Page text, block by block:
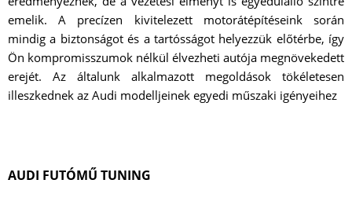
emelik. A precízen kivitelezett motorátépítéseink során
mindig a biztonságot és a tartósságot helyezzük előtérbe, így
Ön kompromisszumok nélkül élvezheti autója megnövekedett
erejét. Az általunk alkalmazott megoldások tökéletesen
illeszkednek az Audi modelljeinek egyedi műszaki igényeihez
AUDI FUTÓMŰ TUNING